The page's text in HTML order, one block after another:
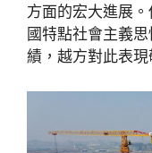
方面的宏大進展
國特點社會主義
績，越方對此表現